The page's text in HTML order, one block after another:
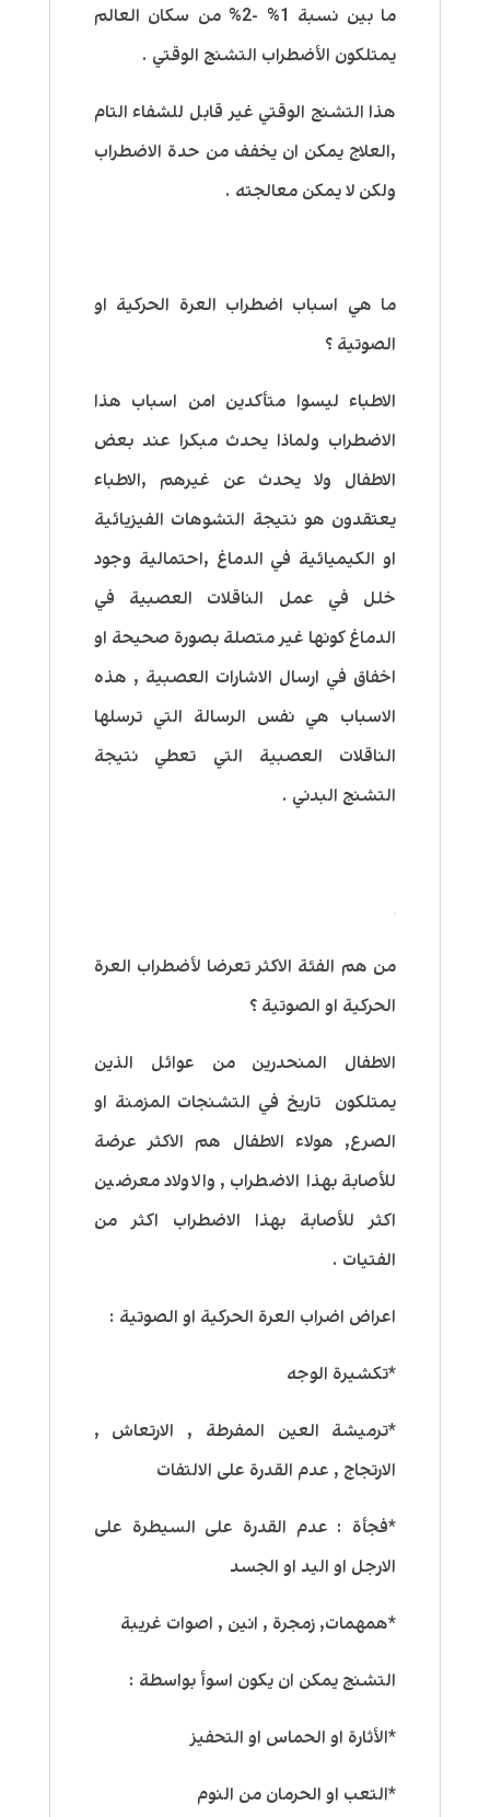
ما بين نسبة 1% -2% من سكان العالم
يمتلكون الأضطراب التشنج الوقتي .
هذا التشنج الوقتي غير قابل للشفاء التام
,العلاج يمكن ان يخفف من حدة الاضطراب
ولكن لا يمكن معالجته .
ما هي اسباب اضطراب العرة الحركية او
الصوتية ؟
الاطباء ليسوا متأكدين امن اسباب هذا
الاضطراب ولماذا يحدث مبكرا عند بعض
الاطفال ولا يحدث عن غيرهم ,الاطباء
يعتقدون هو نتيجة التشوهات الفيزيائية
او الكيميائية في الدماغ ,احتمالية وجود
خلل في عمل الناقلات العصبية في
الدماغ كونها غير متصلة بصورة صحيحة او
اخفاق في ارسال الاشارات العصبية , هذه
الاسباب هي نفس الرسالة التي ترسلها
الناقلات العصبية التي تعطي نتيجة
التشنج البدني .
من هم الفئة الاكثر تعرضا لأضطراب العرة
الحركية او الصوتية ؟
الاطفال المنحدرين من عوائل الذين
يمتلكون تاريخ في التشنجات المزمنة او
الصرع, هولاء الاطفال هم الاكثر عرضة
للأصابة بهذا الاضطراب , والاولاد معرضين
اكثر للأصابة بهذا الاضطراب اكثر من
الفتيات .
اعراض اضراب العرة الحركية او الصوتية :
*تكشيرة الوجه
*ترميشة العين المفرطة , الارتعاش ,
الارتجاج , عدم القدرة على الالتفات
*فجأة : عدم القدرة على السيطرة على
الارجل او اليد او الجسد
*همهمات, زمجرة , انين , اصوات غريبة
التشنج يمكن ان يكون اسوأ بواسطة :
*الأثارة او الحماس او التحفيز
*التعب او الحرمان من النوم